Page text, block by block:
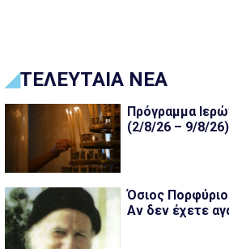
ΤΕΛΕΥΤΑΙΑ ΝΕΑ
Πρόγραμμα
(2/8/26 – 9/8/26)
Όσιος
Αν δεν έχετε